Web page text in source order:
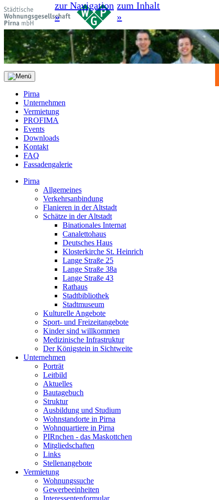
zur Navigation
»
zum Inhalt
»
Pirna
Unternehmen
Vermietung
PROFIMA
Events
Downloads
Kontakt
FAQ
Fassadengalerie
Pirna
Allgemeines
Verkehrsanbindung
Flanieren in der Altstadt
Schätze in der Altstadt
Binationales Internat
Canalettohaus
Deutsches Haus
Klosterkirche St. Heinrich
Lange Straße 25
Lange Straße 38a
Lange Straße 43
Rathaus
Stadtbibliothek
Stadtmuseum
Kulturelle Angebote
Sport- und Freizeitangebote
Kinder sind willkommen
Medizinische Infrastruktur
Der Königstein in Sichtweite
Unternehmen
Porträt
Leitbild
Aktuelles
Bautagebuch
Struktur
Ausbildung und Studium
Wohnstandorte in Pirna
Wohnquartiere in Pirna
PIRnchen - das Maskottchen
Mitgliedschaften
Links
Stellenangebote
Vermietung
Wohnungssuche
Gewerbeeinheiten
Interessentenformular